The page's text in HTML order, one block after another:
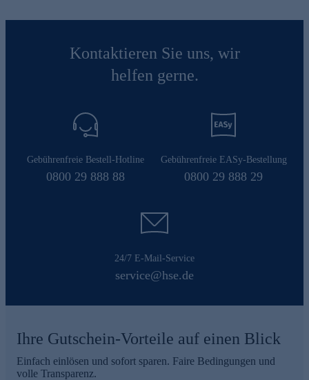
Kontaktieren Sie uns, wir
helfen gerne.
Gebührenfreie Bestell-Hotline
0800 29 888 88
Gebührenfreie EASy-Bestellung
0800 29 888 29
24/7 E-Mail-Service
service@hse.de
Ihre Gutschein-Vorteile auf einen Blick
Einfach einlösen und sofort sparen. Faire Bedingungen und
volle Transparenz.